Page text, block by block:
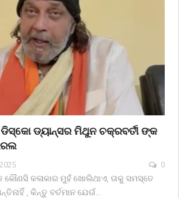
ଡ୍ୟାନ୍ସର ମିଥୁନ ଚକ୍ରବର୍ତୀ ଙ୍କ
0
କଳାକାର ମୁହଁ ଖୋଲିଥାଏ, ତାକୁ ସମସ୍ତେ
, କିନ୍ତୁ ବର୍ତମାନ ଯେଉଁ…